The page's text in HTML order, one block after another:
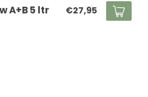
A+B 5 ltr €27,95